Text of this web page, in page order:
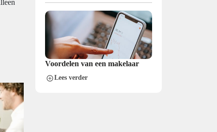
Voordelen van een makelaar
Lees verder